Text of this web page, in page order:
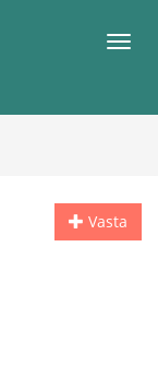
Vasta